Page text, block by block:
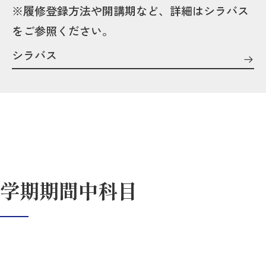
※履修登録方法や開講期など、詳細はシラバス
をご参照ください。
シラバス
学期期間中科目